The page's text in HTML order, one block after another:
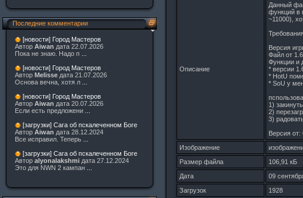
Последние комментарии
[новости] Город Мастеров
Автор Aiwan дата 22.07.2026
Пока не знаю. Надо п
[новости] Город Мастеров
Автор Melisse дата 21.07.2026
Основа вечна, хотя л
[новости] Город Мастеров
Автор Aiwan дата 20.07.2026
Если есть предложени
[загрузки] Сага об пскалеченном Боге
Автор Aiwan дата 28.12.2024
Все исправил. Теперь
[загрузки] Сага об пскалеченном Боге
Автор alyonalakshmi дата 27.12.2024
Это для NWN 2 кампан ...
Описание
Данный
функций в
~11000),
Версия
Файл от
Функции и
* версии
* HotU
* SoU у
1)
2)
3)
Версия от:
Изображение
Размер файла
106,91 кБ
Дата
09
Загрузок
1928